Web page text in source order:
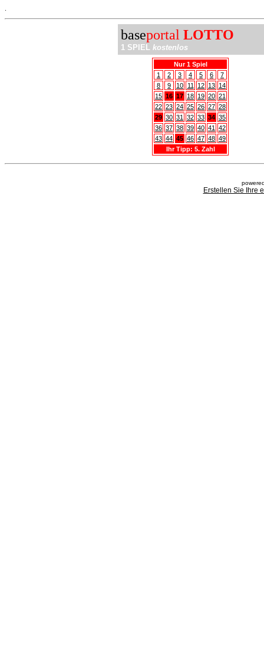
baseportal LOTTO
1 SPIEL kostenlos
Nur 1 Spiel
1
2 3 4 5 6
7
8
9 10 11 12 13 14
15 16 17 18 19 20 21
22 23 24 25 26 27 28
29 30 31 32 33 34 35
36 37 38 39 40 41
42
43 44 45 46 47 48 49
Ihr Tipp: 5. Zahl
Erstellen Sie Ihre